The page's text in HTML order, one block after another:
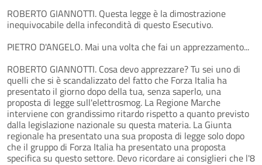
ROBERTO GIANNOTTI. Questa legge è la dimostrazione
inequivocabile della infecondità di questo Esecutivo.
PIETRO D'ANGELO. Mai una volta che fai un apprezzamento...
ROBERTO GIANNOTTI. Cosa devo apprezzare? Tu sei uno di
quelli che si è scandalizzato del fatto che Forza Italia ha
presentato il giorno dopo della tua, senza saperlo, una
proposta di legge sull'elettrosmog. La Regione Marche
interviene con grandissimo ritardo rispetto a quanto previsto
dalla legislazione nazionale su questa materia. La Giunta
regionale ha presentato una sua proposta di legge solo dopo
che il gruppo di Forza Italia ha presentato una proposta
specifica su questo settore. Devo ricordare ai consiglieri che l'8